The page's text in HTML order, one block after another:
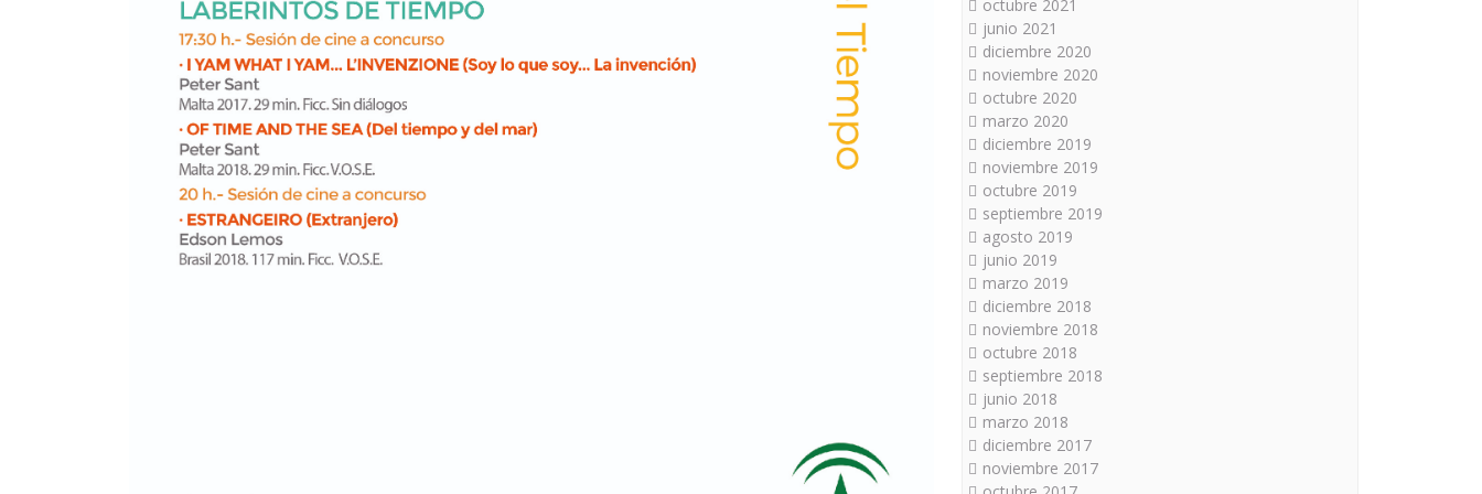
octubre 2021
junio 2021
diciembre 2020
noviembre 2020
octubre 2020
marzo 2020
diciembre 2019
noviembre 2019
octubre 2019
septiembre 2019
agosto 2019
junio 2019
marzo 2019
diciembre 2018
noviembre 2018
octubre 2018
septiembre 2018
junio 2018
marzo 2018
diciembre 2017
noviembre 2017